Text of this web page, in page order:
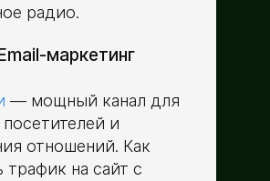
радио.
маркетинг
— мощный канал для
посетителей и
отношений. Как
трафик на сайт с